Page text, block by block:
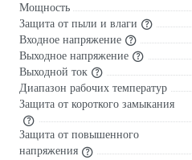
Мощность
Защита от пыли и влаги
Входное напряжение
Выходное напряжение
Выходной ток
Диапазон рабочих температур
Защита от короткого замыкания
Защита от повышенного
напряжения